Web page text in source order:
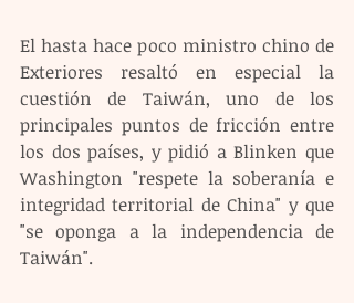
El hasta hace poco ministro chino de
Exteriores resaltó en especial la
cuestión de Taiwán, uno de los
principales puntos de fricción entre
los dos países, y pidió a Blinken que
Washington "respete la soberanía e
integridad territorial de China" y que
"se oponga a la independencia de
Taiwán".